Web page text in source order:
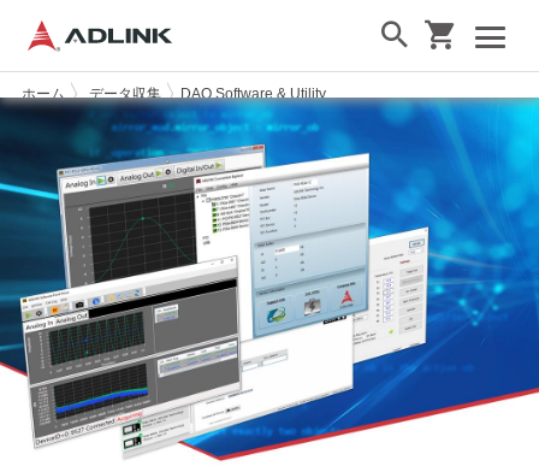
ホーム データ収集 DAQ Software & Utility